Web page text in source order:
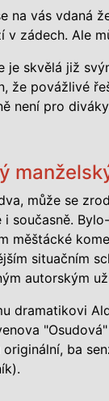
na vás vdaná
v zádech. Ale
je skvělá již
že povážlivé
není pro
může se
i současně.
měštácké
situačním
autorským
dramatikovi
ba